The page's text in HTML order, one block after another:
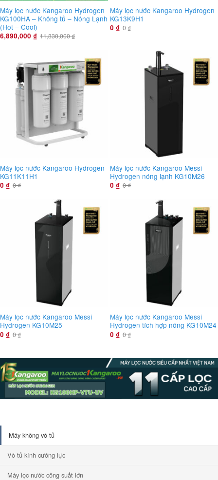
Máy lọc nước Kangaroo Hydrogen
KG100HA – Không tủ – Nóng Lạnh
(Hot – Cool)
6,890,000 ₫ 11,830,000₫
Máy lọc nước Kangaroo Hydrogen
KG13K9H1
0 ₫ 0₫
Máy lọc nước Kangaroo Hydrogen
KG11K11H1
0 ₫ 0₫
Máy lọc nước Kangaroo Messi
Hydrogen nóng lạnh KG10M26
0 ₫ 0₫
Máy lọc nước Kangaroo Messi
Hydrogen KG10M25
0 ₫ 0₫
Máy lọc nước Kangaroo Messi
Hydrogen tích hợp nóng KG10M24
0 ₫ 0₫
lọc nước Kangaroo
Máy không vỏ tủ
Vỏ tủ kính cường lực
Máy lọc nước công suất lớn